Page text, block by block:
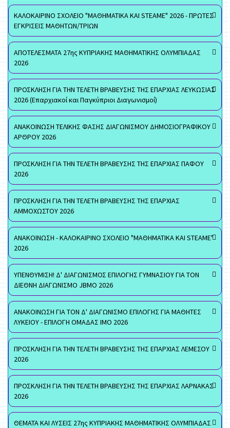
ΚΑΛΟΚΑΙΡΙΝΟ ΣΧΟΛΕΙΟ "ΜΑΘΗΜΑΤΙΚΑ ΚΑΙ STEAME" 2026 - ΠΡΩΤΕΣ
ΕΓΚΡΙΣΕΙΣ ΜΑΘΗΤΩΝ/ΤΡΙΩΝ
ΑΠΟΤΕΛΕΣΜΑΤΑ 27ης ΚΥΠΡΙΑΚΗΣ ΜΑΘΗΜΑΤΙΚΗΣ ΟΛΥΜΠΙΑΔΑΣ
2026
ΠΡΟΣΚΛΗΣΗ ΓΙΑ ΤΗΝ ΤΕΛΕΤΗ ΒΡΑΒΕΥΣΗΣ ΤΗΣ ΕΠΑΡΧΙΑΣ ΛΕΥΚΩΣΙΑΣ
2026 (Επαρχιακοί και Παγκύπριοι Διαγωνισμοί)
ΑΝΑΚΟΙΝΩΣΗ ΤΕΛΙΚΗΣ ΦΑΣΗΣ ΔΙΑΓΩΝΙΣΜΟΥ ΔΗΜΟΣΙΟΓΡΑΦΙΚΟΥ
ΑΡΘΡΟΥ 2026
ΠΡΟΣΚΛΗΣΗ ΓΙΑ ΤΗΝ ΤΕΛΕΤΗ ΒΡΑΒΕΥΣΗΣ ΤΗΣ ΕΠΑΡΧΙΑΣ ΠΑΦΟΥ
2026
ΠΡΟΣΚΛΗΣΗ ΓΙΑ ΤΗΝ ΤΕΛΕΤΗ ΒΡΑΒΕΥΣΗΣ ΤΗΣ ΕΠΑΡΧΙΑΣ
ΑΜΜΟΧΩΣΤΟΥ 2026
ΑΝΑΚΟΙΝΩΣΗ - ΚΑΛΟΚΑΙΡΙΝΟ ΣΧΟΛΕΙΟ "ΜΑΘΗΜΑΤΙΚΑ ΚΑΙ STEAME"
2026
ΥΠΕΝΘΥΜΙΣΗ! Δ' ΔΙΑΓΩΝΙΣΜΟΣ ΕΠΙΛΟΓΗΣ ΓΥΜΝΑΣΙΟΥ ΓΙΑ ΤΟΝ
ΔΙΕΘΝΗ ΔΙΑΓΩΝΙΣΜΟ JBMO 2026
ΑΝΑΚΟΙΝΩΣΗ ΓΙΑ ΤΟΝ Δ' ΔΙΑΓΩΝΙΣΜΟ ΕΠΙΛΟΓΗΣ ΓΙΑ ΜΑΘΗΤΕΣ
ΛΥΚΕΙΟΥ - ΕΠΙΛΟΓΗ ΟΜΑΔΑΣ ΙΜΟ 2026
ΠΡΟΣΚΛΗΣΗ ΓΙΑ ΤΗΝ ΤΕΛΕΤΗ ΒΡΑΒΕΥΣΗΣ ΤΗΣ ΕΠΑΡΧΙΑΣ ΛΕΜΕΣΟΥ
2026
ΠΡΟΣΚΛΗΣΗ ΓΙΑ ΤΗΝ ΤΕΛΕΤΗ ΒΡΑΒΕΥΣΗΣ ΤΗΣ ΕΠΑΡΧΙΑΣ ΛΑΡΝΑΚΑΣ
2026
ΘΕΜΑΤΑ ΚΑΙ ΛΥΣΕΙΣ 27ης ΚΥΠΡΙΑΚΗΣ ΜΑΘΗΜΑΤΙΚΗΣ ΟΛΥΜΠΙΑΔΑΣ